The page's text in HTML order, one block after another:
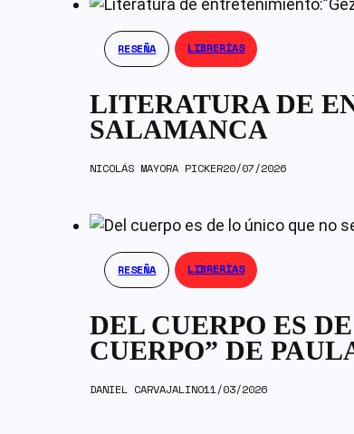
RESEÑA LIBRERÍAS
LITERATURA DE
SALAMANCA
NICOLÁS MAYORA PICKER20/07/2026
RESEÑA LIBRERÍAS
DEL CUERPO ES
CUERPO” DE
DANIEL CARVAJALINO11/03/2026